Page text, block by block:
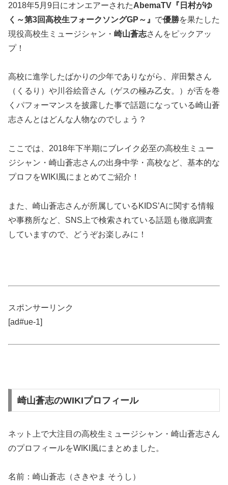
2018年5月9日にオンエアーされたAbemaTV『日村がゆ
く～第3回高校生フォークソングGP～』 で優勝を果たした
現役高校生ミュージシャン・ 崎山蒼志さんをピックアッ
プ！
高校に進学したばかりの少年でありながら、岸田繫さん
（くるり）や川谷絵音さん（ゲスの極み乙女。）が舌を巻
くパフォーマンスを披露した事で話題になっている崎山蒼
志さんとはどんな人物なのでしょう？
ここでは、2018年下半期にブレイク必至の高校生ミュー
ジシャン・崎山蒼志さんの出身中学・高校など、基本的な
プロフをWIKI風にまとめてご紹介！
また、崎山蒼志さんが所属しているKIDS’Aに関する情報
や事務所など、SNS上で検索されている話題も徹底調査
していますので、どうぞお楽しみに！
スポンサーリンク
[ad#ue-1]
崎山蒼志のWIKIプロフィール
ネット上で大注目の高校生ミュージシャン・崎山蒼志さん
のプロフィールをWIKI風にまとめました。
名前：崎山蒼志（さきやま そうし）